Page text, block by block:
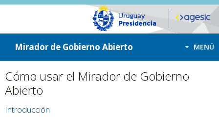
ir a contenido
ir al menú
Mirador de Gobierno Abierto MENÚ
Cómo usar el Mirador de Gobierno
Abierto
Introducción